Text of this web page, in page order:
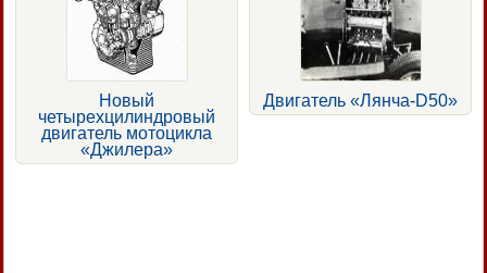
Новый
четырехцилиндровый
двигатель мотоцикла
«Джилера»
Двигатель «Лянча-D50»